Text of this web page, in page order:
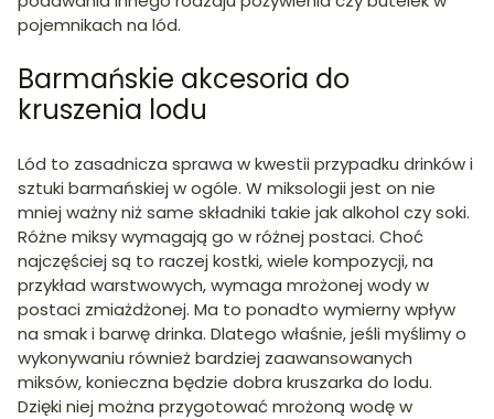
pojemnikach na lód.
Barmańskie akcesoria do
kruszenia lodu
Lód to zasadnicza sprawa w kwestii przypadku drinków i
sztuki barmańskiej w ogóle. W miksologii jest on nie
mniej ważny niż same składniki takie jak alkohol czy soki.
Różne miksy wymagają go w różnej postaci. Choć
najczęściej są to raczej kostki, wiele kompozycji, na
przykład warstwowych, wymaga mrożonej wody w
postaci zmiażdżonej. Ma to ponadto wymierny wpływ
na smak i barwę drinka. Dlatego właśnie, jeśli myślimy o
wykonywaniu również bardziej zaawansowanych
miksów, konieczna będzie dobra kruszarka do lodu.
Dzięki niej można przygotować mrożoną wodę w